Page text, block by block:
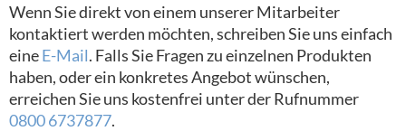
Wenn Sie direkt von einem unserer Mitarbeiter
kontaktiert werden möchten, schreiben Sie uns einfach
eineE-Mail. Falls Sie Fragen zu einzelnen Produkten
haben, oder ein konkretes Angebot wünschen,
erreichen Sie uns kostenfrei unter der Rufnummer
08006737877.